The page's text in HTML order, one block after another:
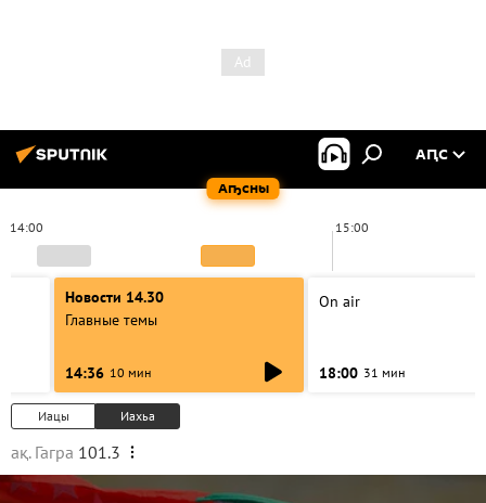
Аҧсны
АԤС
14:00 15:00
Новости 14.30
Главные темы
14:36 10 мин
On air
18:00 31 мин
Иацы Иахьа
ақ. Гагра 101.3